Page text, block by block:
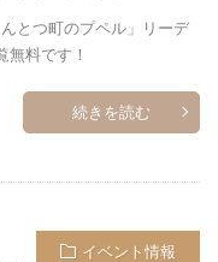
とつ町のプペル」リーデ
無料です！
続きを読む
イベント情報